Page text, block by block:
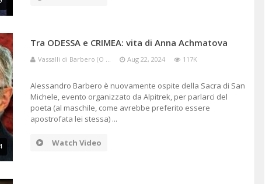
Tra ODESSA e CRIMEA: vita di Anna Achmatova
Vassalli di Barbero (O ... Aug 22, 2024 117K
Alessandro Barbero è nuovamente ospite della Sacra di San
Michele, evento organizzato da Alpitrek, per parlarci del
poeta (al maschile, come avrebbe preferito essere
apostrofata lei stessa) ...
Watch Video